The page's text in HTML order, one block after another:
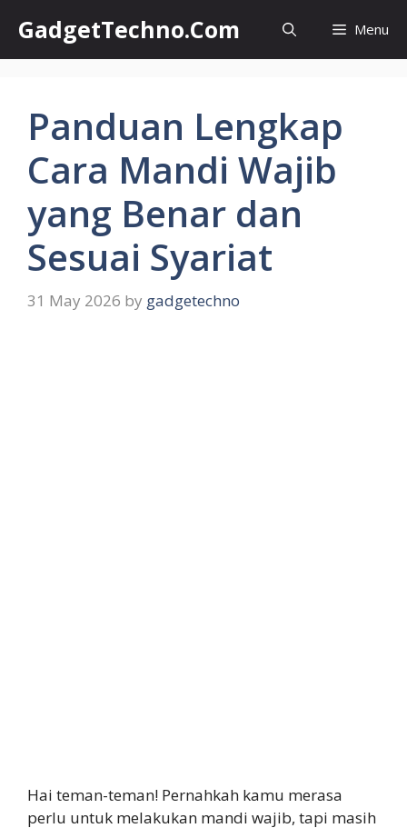
content
GadgetTechno.Com Menu
Panduan Lengkap
Cara Mandi Wajib
yang Benar dan
Sesuai Syariat
31 May 2026 by gadgetechno
Hai teman-teman! Pernahkah kamu merasa
perlu untuk melakukan mandi wajib, tapi masih